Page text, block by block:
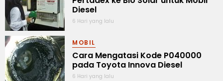
Diesel
6 Hari yang lalu
MOBIL
Cara Mengatasi Kode P040000
pada Toyota Innova Diesel
6 Hari yang lalu